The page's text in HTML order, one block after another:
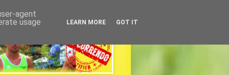
agent
usage
LEARN MORE GOT IT